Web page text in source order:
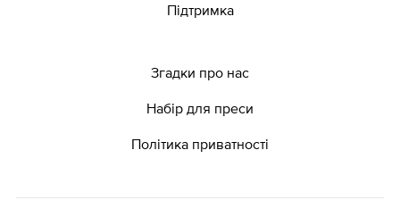
Підтримка
Згадки про нас
Набір для преси
Політика приватності